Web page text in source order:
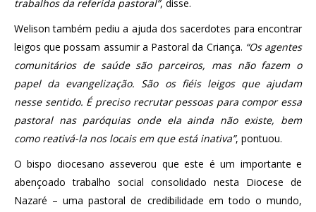
trabalhos da referida pastoral”, disse.
Welison também pediu a ajuda dos sacerdotes para encontrar
leigos que possam assumir a Pastoral da Criança. “Os agentes
comunitários de saúde são parceiros, mas não fazem o
papel da evangelização. São os fiéis leigos que ajudam
nesse sentido. É preciso recrutar pessoas para compor essa
pastoral nas paróquias onde ela ainda não existe, bem
como reativá-la nos locais em que está inativa”, pontuou.
O bispo diocesano asseverou que este é um importante e
abençoado trabalho social consolidado nesta Diocese de
Nazaré – uma pastoral de credibilidade em todo o mundo,